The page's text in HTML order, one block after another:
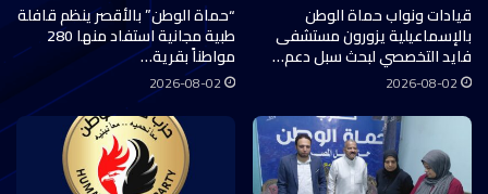
قيادات ونواب حماة الوطن
بالإسماعيلية يزورون مستشفى
فايد التخصصي لبحث سبل دعم…
2026-08-02
“حماة الوطن” بالأقصر ينظم قافلة
طبية مجانية استفاد منها 280
مواطناً بقرية…
2026-08-02